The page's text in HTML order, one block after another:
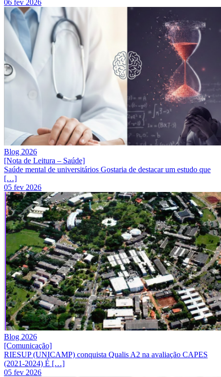
06 fev 2026
Blog 2026
[Nota de Leitura – Saúde]
Saúde mental de universitários Gostaria de destacar um estudo que
[…]
05 fev 2026
Blog 2026
[Comunicação]
RIESUP (UNICAMP) conquista Qualis A2 na avaliação CAPES
(2021-2024) É […]
05 fev 2026